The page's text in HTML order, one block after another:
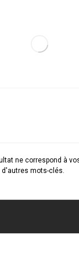
ne correspond à
mots-clés.